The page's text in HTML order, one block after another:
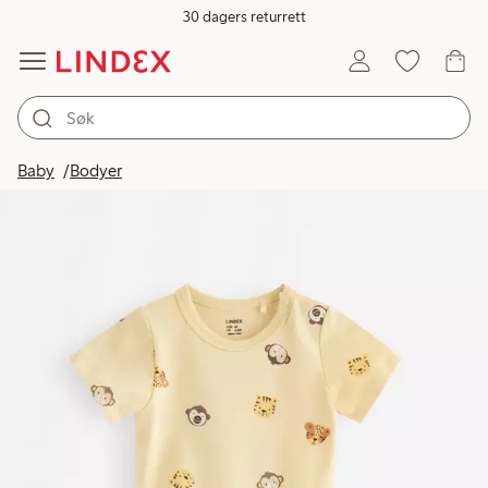
30 dagers returrett
Baby Bodyer